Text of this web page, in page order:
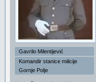
Gavrilo Milentijević
Komandir stanice milicije
Gornje Polje